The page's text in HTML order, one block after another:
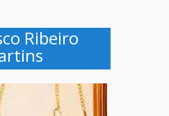
Ribeiro